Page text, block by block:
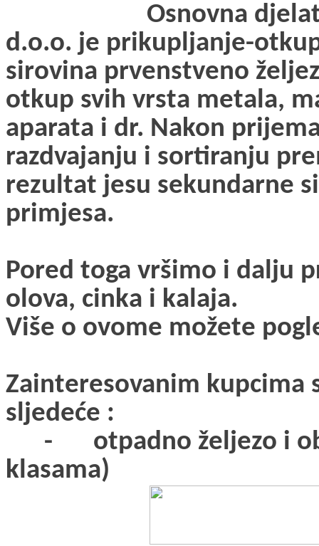
Osnovna djelatnost
d.o.o. je prikupljanje-
sirovina prvenstveno
otkup svih vrsta metala,
aparata i dr. Nakon
razdvajanju i sortiranju
rezultat jesu sekundarne
primjesa.
Pored toga vršimo i dalju
olova, cinka i kalaja.
Više o ovome možete
Zainteresovanim kupcima
sljedeće :
-
otpadno željezo i
klasama)